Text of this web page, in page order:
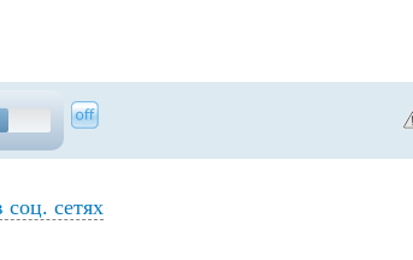
соц. сетях